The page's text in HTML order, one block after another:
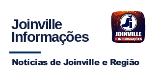
Joinville
Informações
Notícias de Joinville e Região